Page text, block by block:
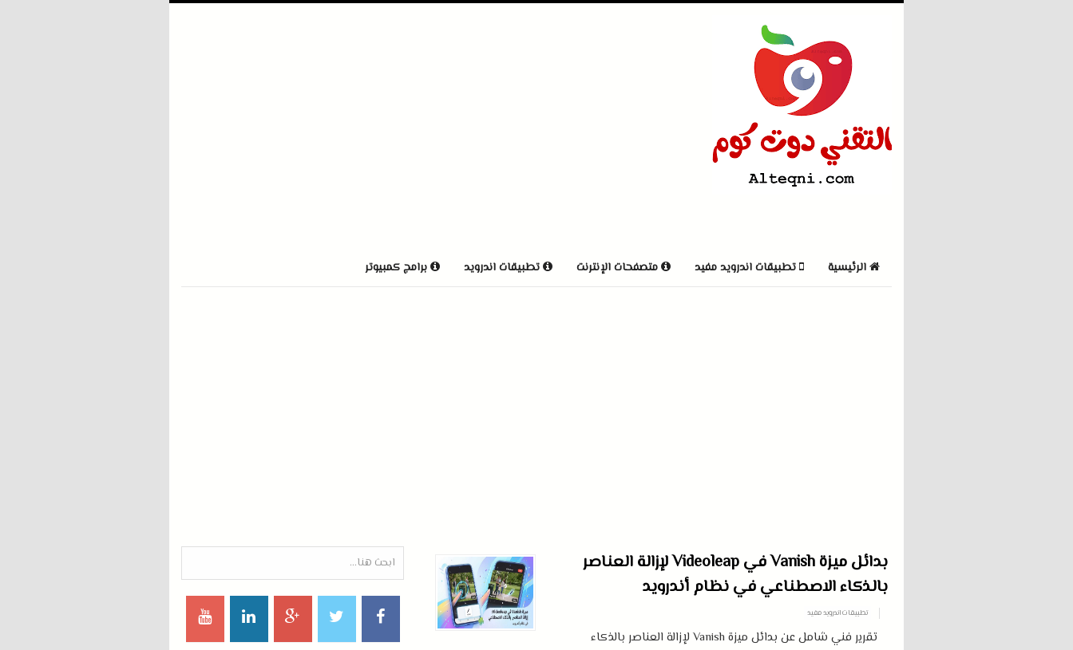
الرئيسية تطبيقات اندرويد مفيد متصفحات الإنترنت تطبيقات اندرويد برامج كمبيوتر
بدائل ميزة Vanish في Videoleap لإزالة العناصر
بالذكاء الاصطناعي في نظام أندرويد
تطبيقات اندرويد مفيد
تقرير فني شامل عن بدائل ميزة Vanish لإزالة العناصر بالذكاء